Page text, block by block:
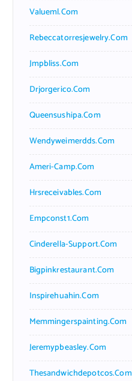
Valueml.com
Rebeccatorresjewelry.com
Jmpbliss.com
Drjorgerico.com
Queensushipa.com
Wendyweimerdds.com
Ameri-Camp.com
Hrsreceivables.com
Empconst1.com
Cinderella-Support.com
Bigpinkrestaurant.com
Inspirehuahin.com
Memmingerspainting.com
Jeremypbeasley.com
Thesandwichdepotcos.com